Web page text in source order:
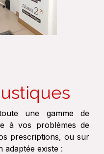
une gamme de
à vos problèmes de
prescriptions, ou sur
adaptée existe :